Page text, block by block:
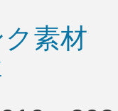
ク素材